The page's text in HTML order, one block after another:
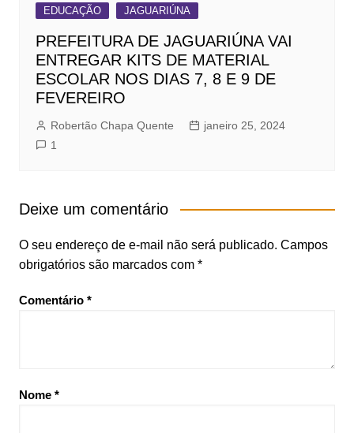
EDUCAÇÃO JAGUARIÚNA
PREFEITURA DE JAGUARIÚNA VAI
ENTREGAR KITS DE MATERIAL
ESCOLAR NOS DIAS 7, 8 E 9 DE
FEVEREIRO
Robertão Chapa Quente
janeiro 25, 2024
1
Deixe um comentário
O seu endereço de e-mail não será publicado. Campos
obrigatórios são marcados com *
Comentário *
Nome *